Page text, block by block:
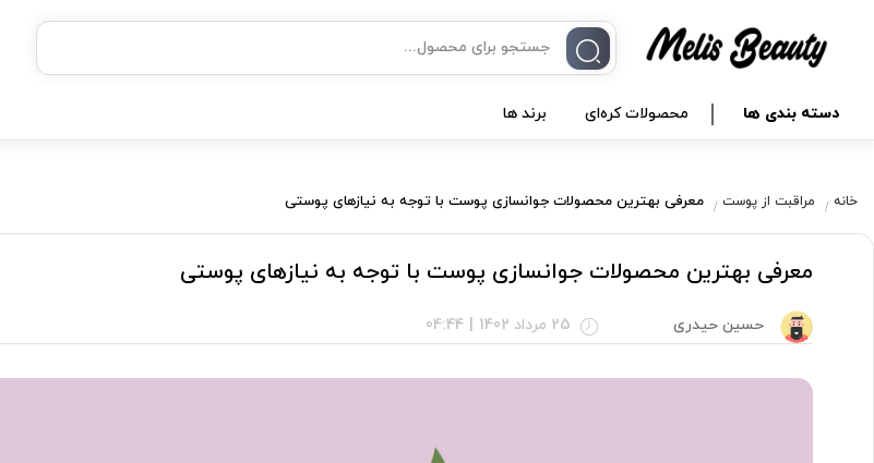
خرید قسطی با ترب‌پی
دسته بندی ها محصولات کره‌ای برند ها
خانه مراقبت از پوست معرفی بهترین محصولات جوانسازی پوست با توجه به نیازهای پوستی
معرفی بهترین محصولات جوانسازی پوست با توجه به نیازهای پوستی
حسین حیدری 25 مرداد 1402 04:44